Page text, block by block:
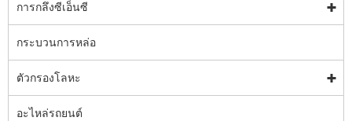
การกลึงซีเอ็นซี
กระบวนการหล่อ
ตัวกรองโลหะ
อะไหล่รถยนต์